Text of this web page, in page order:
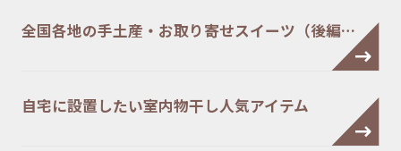
全国各地の手土産・お取り寄せスイーツ（後編…
自宅に設置したい室内物干し人気アイテム